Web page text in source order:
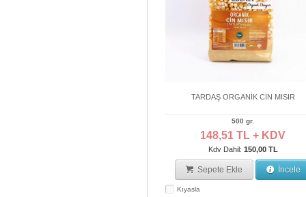
TARDAŞ ORGANİK CİN MISIR
500 gr.
148,51 TL + KDV
Kdv Dahil: 150,00 TL
Sepete Ekle İncele
Kıyasla